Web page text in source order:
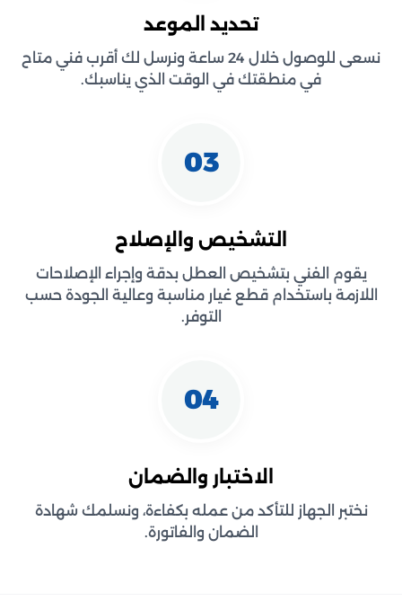
تحديد الموعد
نسعى للوصول خلال 24 ساعة ونرسل لك أقرب فني متاح
في منطقتك في الوقت الذي يناسبك.
03
التشخيص والإصلاح
يقوم الفني بتشخيص العطل بدقة وإجراء الإصلاحات
اللازمة باستخدام قطع غيار مناسبة وعالية الجودة حسب
التوفر.
04
الاختبار والضمان
نختبر الجهاز للتأكد من عمله بكفاءة، ونسلمك شهادة
الضمان والفاتورة.